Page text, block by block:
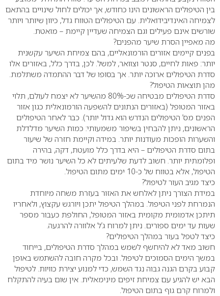
בין הטיפולים הראשונים הינו כחודש, אך יכולים לחול שינויים בהתאם
לצמיחה האינדיבידואלית. עם הטיפולים הטווח גדל, כיוון שיותר ויותר
שורשים אינם פעילים וגם הצמיחה שעדיין קיימת – מואטת.
מה מאפיין הסרת שיער מהפנים?
בפנים קיימים אזורים הורמונאליים, בהם צמיחת השיער עקשנית
יותר: פאות לחיים, סנטר וצוואר, למשל. לכן, בדרך כלל, באזורים אלו
סדרת הטיפולים ארוכה יותר. אך בסופו של דבר ההתמדה משתלמת.
מהן תוצאות הטיפול?
סדרת הטיפולים מבטיחה שכ-80% מהשיער לא יצמח לעולם, תלוי
באזור המטופל (באזורים הנתונים להשפעה הורמונאלית כגון אזור
הפנים מס’ הטיפולים הנדרש הוא גדול יותר). כבר לאחר הטיפולים
הראשונים, ניתן להבחין בשיפור משמעותי: כמות השיער מדלדלת
והשערות הופכות מעודנות יותר. במידה וקיימת חזרה של שיעור
בתום סדרת הטיפולים – היא בדרך כלל מועטת, דקה, בהירה
ופלומתית יותר. חשוב לדעת שלעיתים לא כל השיער נושר מיד בתום
הטיפול, אלא בטווח של כ-10 ימים מתום הטיפול.
כיצד מגיב העור לטיפול?
במידת הצורך ניתן לאלחש את האזור בעזרת משחה מיוחדת
הנמרחת לפני הטיפול. במהלך הטיפול יתכן ויורגש עקצוץ, ולאחריו
תיתכן אדמומית מקומית באזור המטופל, החולפת כעבור מספר
שעות עד ימים ספורים. ניתן למרוח ג’ל אלוורה להרגעה.
כיצד לטפל בעור במהלך הטיפולים?
חשוב מאד לא להיחשף לשמש במהלך סדרת הטיפולים, בייחוד
במשך הימים הסמוכים לטיפול. ובכל מקרה חובה להשתמש באופן
קבוע בקרם הגנה גבוה נגד השמש, כדי למנוע יצירת כוויות. לטיפול
הבא יש להגיע עם צמיחת זיפים מינימאלית. אין שום בעיה להתקלח
ולמרוח קרם גוף בתום הטיפול.